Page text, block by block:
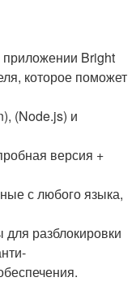
Bright
которое поможет
(Node.js) и
версия +
с любого языка,
разблокировки